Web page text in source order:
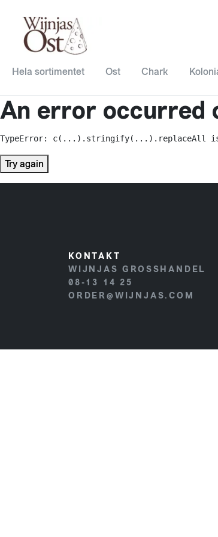
Hela sortimentet Ost Chark
An error occurred
TypeError: c(...).stringify(...).replaceAll
Try again
KONTAKT
WIJNJAS GROSSHANDEL
08-13 14 25
ORDER@WIJNJAS.COM